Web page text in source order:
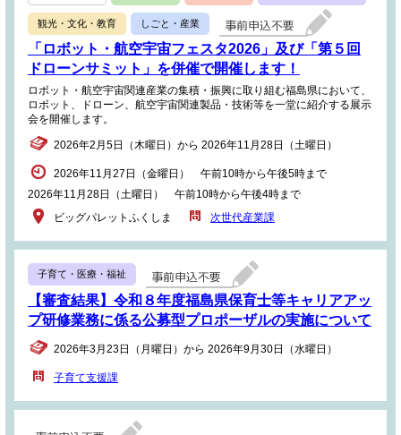
観光・文化・教育 しごと・産業
「ロボット・航空宇宙フェスタ2026」及び「第５回
ドローンサミット」を併催で開催します！
ロボット・航空宇宙関連産業の集積・振興に取り組む福島県において、
ロボット、ドローン、航空宇宙関連製品・技術等を一堂に紹介する展示
会を開催します。
2026年2月5日（木曜日）から 2026年11月28日（土曜日）
2026年11月27日（金曜日） 午前10時から午後5時まで
2026年11月28日（土曜日） 午前10時から午後4時まで
ビッグパレットふくしま
次世代産業課
子育て・医療・福祉
【審査結果】令和８年度福島県保育士等キャリアアッ
プ研修業務に係る公募型プロポーザルの実施について
2026年3月23日（月曜日）から 2026年9月30日（水曜日）
子育て支援課